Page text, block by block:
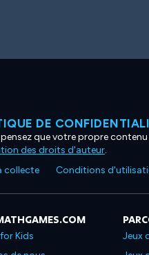
DE
que votre propre
des droits d'auteur.
collecte
Conditions
Kids
Jeux